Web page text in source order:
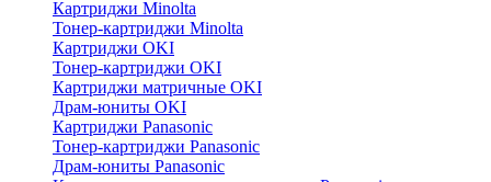
Картриджи Minolta
Тонер-картриджи Minolta
Картриджи OKI
Тонер-картриджи OKI
Картриджи матричные OKI
Драм-юниты OKI
Картриджи Panasonic
Тонер-картриджи Panasonic
Драм-юниты Panasonic